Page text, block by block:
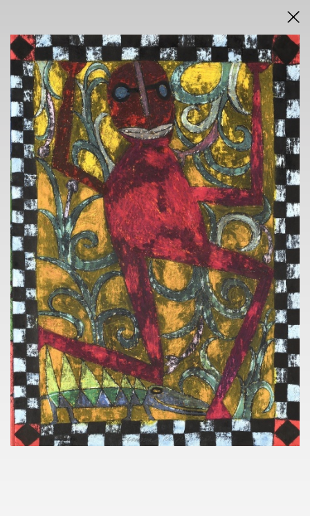
DRAŽEBNÍ VYHLÁŠKA
VÝSLEDKY AUKCE V PDF
AUKCE
INTERNETOVÁ
sobota 29. ledna 2022
od 17.00 h
VÝSTAVA
NOVÁ SÍŇ
Voršilská 3, Praha 1
24.1. - 28.1. 2022
11.00 h - 18.00 h
po tel. dohodě
KONTAKT
LUKÁŠ RYBKA
+420 724 035 347
lukas.rybka@pragueauctions.com
ZE SOUKROMÝCH SBÍREK